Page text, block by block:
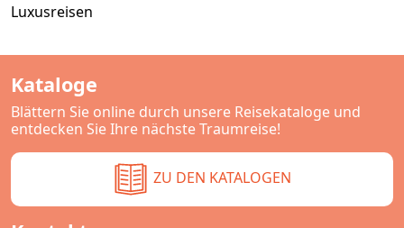
Luxusreisen
Kataloge
Blättern Sie online durch unsere Reisekataloge und
entdecken Sie Ihre nächste Traumreise!
ZU DEN KATALOGEN